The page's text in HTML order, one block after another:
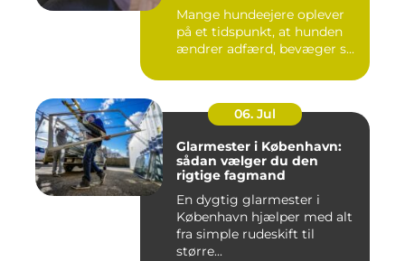
Mange hundeejere oplever
på et tidspunkt, at hunden
ændrer adfærd, bevæger s...
06. Jul
Glarmester i København:
sådan vælger du den
rigtige fagmand
En dygtig glarmester i
København hjælper med alt
fra simple rudeskift til
større...